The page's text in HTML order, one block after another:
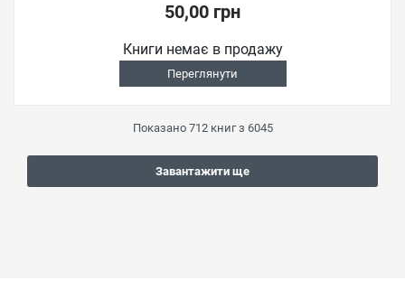
50,00 грн
Книги немає в продажу
Переглянути
Показано 712книг з 6045
Завантажити ще